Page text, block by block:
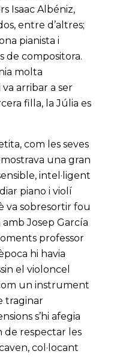
Isaac Albéniz,
entre d’altres;
pianista i
de compositora.
molta
arribar a ser
filla, la Júlia es
com les seves
una gran
intel·ligent
piano i violí
va sobresortir fou
Josep García
professor
hi havia
el violoncel
un instrument
traginar
s’hi afegia
de respectar les
col·locant